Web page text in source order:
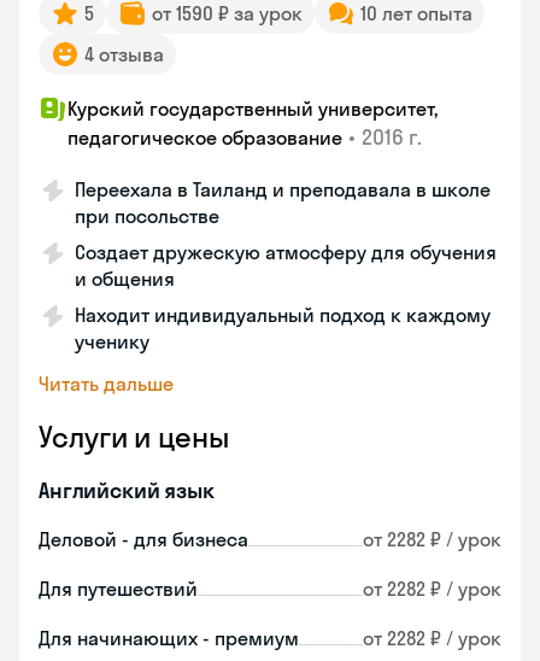
5 от 1590 ₽ за урок
10 лет опыта
4 отзыва
Курский государственный университет,
педагогическое образование • 2016 г.
Переехала в Таиланд и преподавала в школе
при посольстве
Создает дружескую атмосферу для обучения
и общения
Находит индивидуальный подход к каждому
ученику
Читать дальше
Услуги и цены
Английский язык
Деловой - для бизнеса от 2282 ₽ / урок
Для путешествий от 2282 ₽ / урок
Для начинающих - премиум от 2282 ₽ / урок